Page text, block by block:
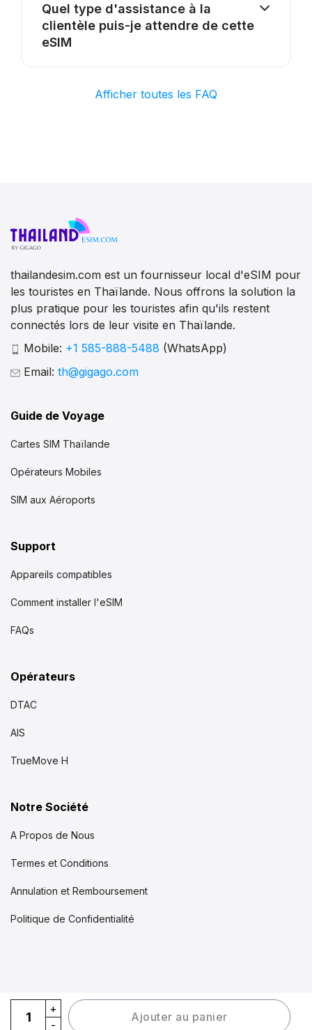
eSIM Koh Samui quantity
Ajouter au panier
Quel type d'assistance à la
clientèle puis-je attendre de cette
eSIM
Afficher toutes les FAQ
thailandesim.com est un fournisseur local d'eSIM pour
les touristes en Thaïlande. Nous offrons la solution la
plus pratique pour les touristes afin qu'ils restent
connectés lors de leur visite en Thaïlande.
Mobile: +1 585-888-5488 (WhatsApp)
Email: th@gigago.com
Guide de Voyage
Cartes SIM Thaïlande
Opérateurs Mobiles
SIM aux Aéroports
Support
Appareils compatibles
Comment installer l'eSIM
FAQs
Opérateurs
DTAC
AIS
TrueMove H
Notre Société
A Propos de Nous
Termes et Conditions
Annulation et Remboursement
Politique de Confidentialité